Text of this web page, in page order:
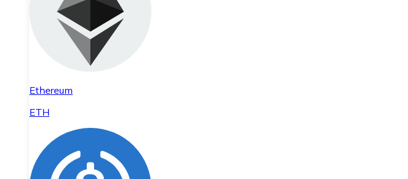
Ethereum
ETH